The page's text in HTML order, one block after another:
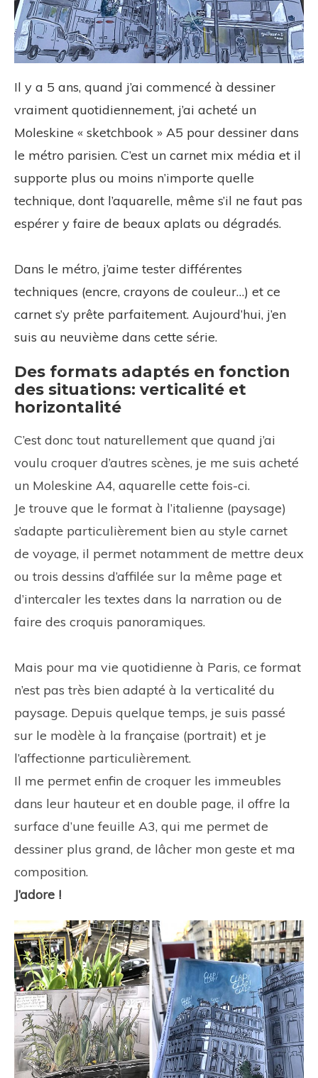
Il y a 5 ans, quand j’ai commencé à dessiner
vraiment quotidiennement, j’ai acheté un
Moleskine « sketchbook » A5 pour dessiner dans
le métro parisien. C’est un carnet mix média et il
supporte plus ou moins n’importe quelle
technique, dont l’aquarelle, même s’il ne faut pas
espérer y faire de beaux aplats ou dégradés.
Dans le métro, j’aime tester différentes
techniques (encre, crayons de couleur…) et ce
carnet s’y prête parfaitement. Aujourd’hui, j’en
suis au neuvième dans cette série.
Des formats adaptés en fonction
des situations: verticalité et
horizontalité
C’est donc tout naturellement que quand j’ai
voulu croquer d’autres scènes, je me suis acheté
un Moleskine A4, aquarelle cette fois-ci.
Je trouve que le format à l’italienne (paysage)
s’adapte particulièrement bien au style carnet
de voyage, il permet notamment de mettre deux
ou trois dessins d’affilée sur la même page et
d’intercaler les textes dans la narration ou de
faire des croquis panoramiques.
Mais pour ma vie quotidienne à Paris, ce format
n’est pas très bien adapté à la verticalité du
paysage. Depuis quelque temps, je suis passé
sur le modèle à la française (portrait) et je
l’affectionne particulièrement.
Il me permet enfin de croquer les immeubles
dans leur hauteur et en double page, il offre la
surface d’une feuille A3, qui me permet de
dessiner plus grand, de lâcher mon geste et ma
composition.
J’adore !